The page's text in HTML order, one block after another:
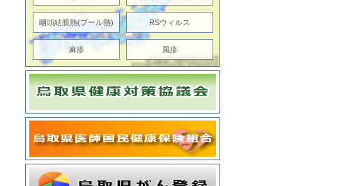
咽頭結膜熱(プール熱) RSウィルス
麻疹 風疹